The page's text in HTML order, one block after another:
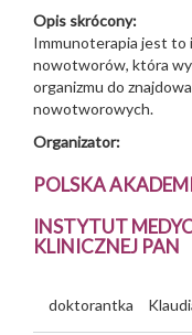
Opis skrócony:
Immunoterapia jest to
nowotworów, która
organizmu do
nowotworowych.
Organizator:
POLSKA
INSTYTUT
KLINICZNEJ PAN
doktorantka